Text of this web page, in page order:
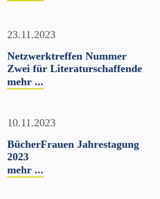
23.11.2023
Netzwerktreffen Nummer
Zwei für Literaturschaffende
mehr ...
10.11.2023
BücherFrauen Jahrestagung
2023
mehr ...